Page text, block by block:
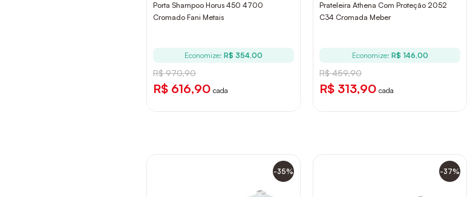
Porta Shampoo Horus 450 4700
Cromado Fani Metais
Economize: R$ 354,00
R$ 970,90
R$ 616,90 cada
Prateleira Athena Com Proteção 2052
C34 Cromada Meber
Economize: R$ 146,00
R$ 459,90
R$ 313,90 cada
-35% -37%